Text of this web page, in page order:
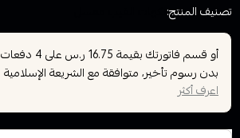
تصنيف المنتج:
أو قسم فاتورتك بقيمة 16.75 ر.س على4 دفعات
بدون رسوم تأخير، متوافقة مع الشريعة الإسلامية
اعرف أكثر